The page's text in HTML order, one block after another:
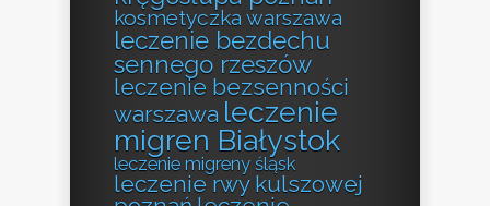
kosmetyczka warszawa
leczenie bezdechu
sennego rzeszów
leczenie bezsenności
warszawa leczenie
migren Białystok
leczenie migreny śląsk
leczenie rwy kulszowej